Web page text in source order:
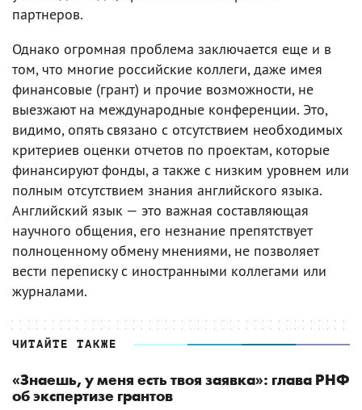
партнеров.
Однако огромная проблема заключается еще и в
том, что многие российские коллеги, даже имея
финансовые (грант) и прочие возможности, не
выезжают на международные конференции. Это,
видимо, опять связано с отсутствием необходимых
критериев оценки отчетов по проектам, которые
финансируют фонды, а также с низким уровнем или
полным отсутствием знания английского языка.
Английский язык — это важная составляющая
научного общения, его незнание препятствует
полноценному обмену мнениями, не позволяет
вести переписку с иностранными коллегами или
журналами.
ЧИТАЙТЕ ТАКЖЕ
«Знаешь, у меня есть твоя заявка»: глава РНФ
об экспертизе грантов